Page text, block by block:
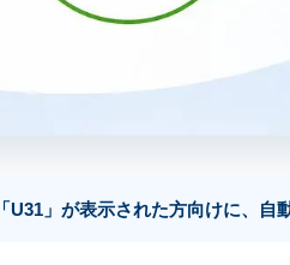
U31」が表示された方向けに、自